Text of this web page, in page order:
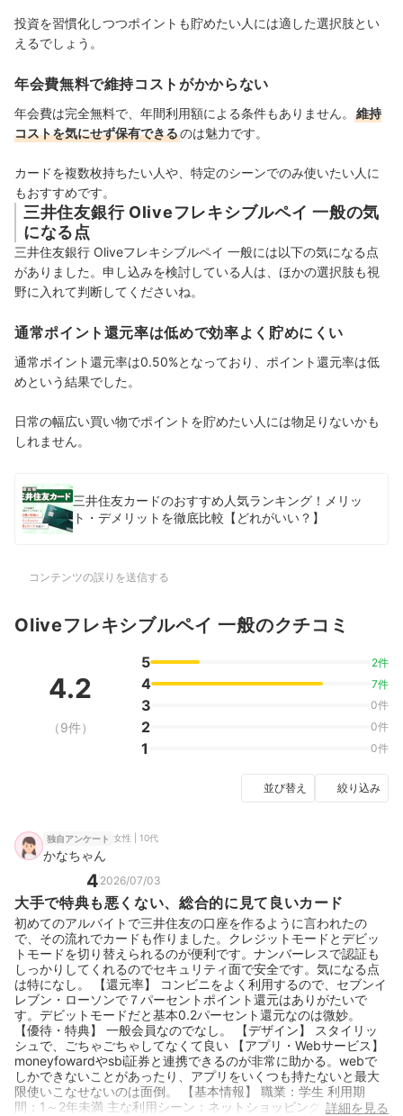
投資を習慣化しつつポイントも貯めたい人には適した選択肢とい
えるでしょう。
年会費無料で維持コストがかからない
年会費は完全無料で、年間利用額による条件もありません。
維持
コストを気にせず保有できるのは魅力です。
カードを複数枚持ちたい人や、特定のシーンでのみ使いたい人に
もおすすめです。
三井住友銀行 Oliveフレキシブルペイ 一般の気
になる点
三井住友銀行 Oliveフレキシブルペイ 一般には以下の気になる点
がありました。申し込みを検討している人は、ほかの選択肢も視
野に入れて判断してくださいね。
通常ポイント還元率は低めで効率よく貯めにくい
通常ポイント還元率は0.50%となっており、ポイント還元率は低
めという結果でした。
日常の幅広い買い物でポイントを貯めたい人には物足りないかも
しれません。
三井住友カードのおすすめ人気ランキング！メリッ
ト・デメリットを徹底比較【どれがいい？】
コンテンツの誤りを送信する
Oliveフレキシブルペイ 一般のクチコミ
4.2
（9件）
5 2件
4 7件
3 0件
2 0件
1 0件
並び替え 絞り込み
独自アンケート 女性 | 10代
かなちゃん
4 2026/07/03
大手で特典も悪くない、総合的に見て良いカード
初めてのアルバイトで三井住友の口座を作るように言われたの
で、その流れでカードも作りました。クレジットモードとデビッ
トモードを切り替えられるのが便利です。ナンバーレスで認証も
しっかりしてくれるのでセキュリティ面で安全です。気になる点
は特になし。 【還元率】 コンビニをよく利用するので、セブンイ
レブン・ローソンで７パーセントポイント還元はありがたいで
す。デビットモードだと基本0.2パーセント還元なのは微妙。
【優待・特典】 一般会員なのでなし。 【デザイン】 スタイリッ
シュで、ごちゃごちゃしてなくて良い 【アプリ・Webサービス】
moneyfowardやsbi証券と連携できるのが非常に助かる。webで
しかできないことがあったり、アプリをいくつも持たないと最大
限使いこなせないのは面倒。 【基本情報】 職業：学生 利用期
間：1～2年未満 主な利用シーン：ネットショッピング、コンビ
詳細を見る